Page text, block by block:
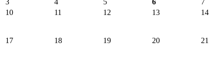
3
4 5 6
7
10
11 12 13 14
17 18 19 20 21